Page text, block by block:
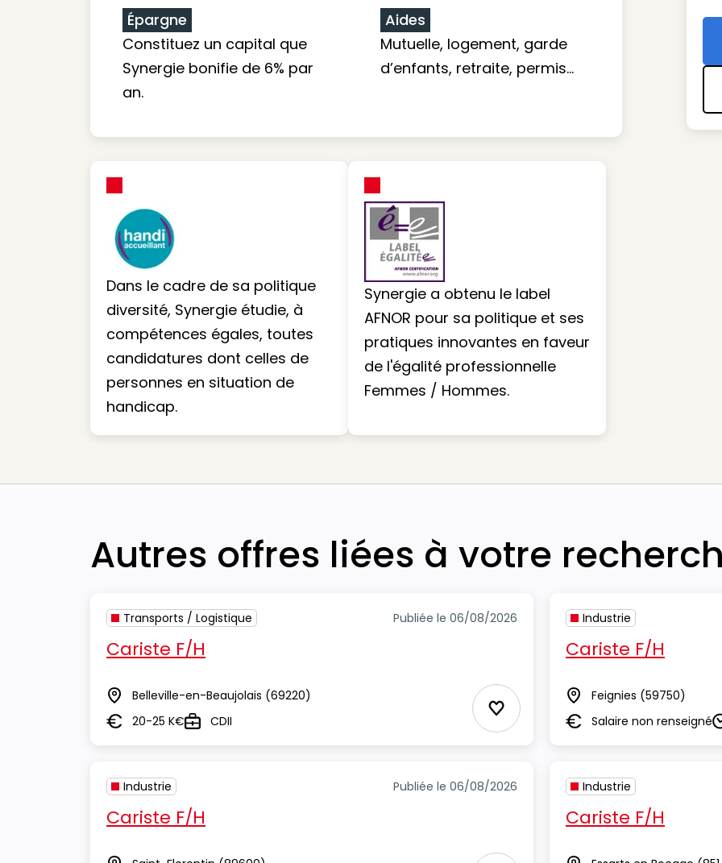
Épargne
Constituez un capital que
Synergie bonifie de 6% par
an.
Aides
Mutuelle, logement, garde
d’enfants, retraite, permis…
Dans le cadre de sa politique
diversité, Synergie étudie, à
compétences égales, toutes
candidatures dont celles de
personnes en situation de
handicap.
Synergie a obtenu le label
AFNOR pour sa politique et ses
pratiques innovantes en faveur
de l'égalité professionnelle
Femmes / Hommes.
Autres offres liées à votre
Transports / Logistique Publiée le 06/08/2026
Cariste F/H
Lieu Belleville-en-Beaujolais (69220)
Salaire20-25 K€TypeCDII Ajouter aux Favoris
Industrie
Cariste F/H
Lieu Feignies (59750)
SalaireSalaire non renseigné
Industrie Publiée le 06/08/2026
Cariste F/H
Industrie
Cariste F/H